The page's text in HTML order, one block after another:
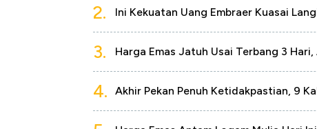
2. Ini Kekuatan Uang Embraer Kuasai
3. Harga Emas Jatuh Usai Terbang 3
4. Akhir Pekan Penuh Ketidakpastian, 9